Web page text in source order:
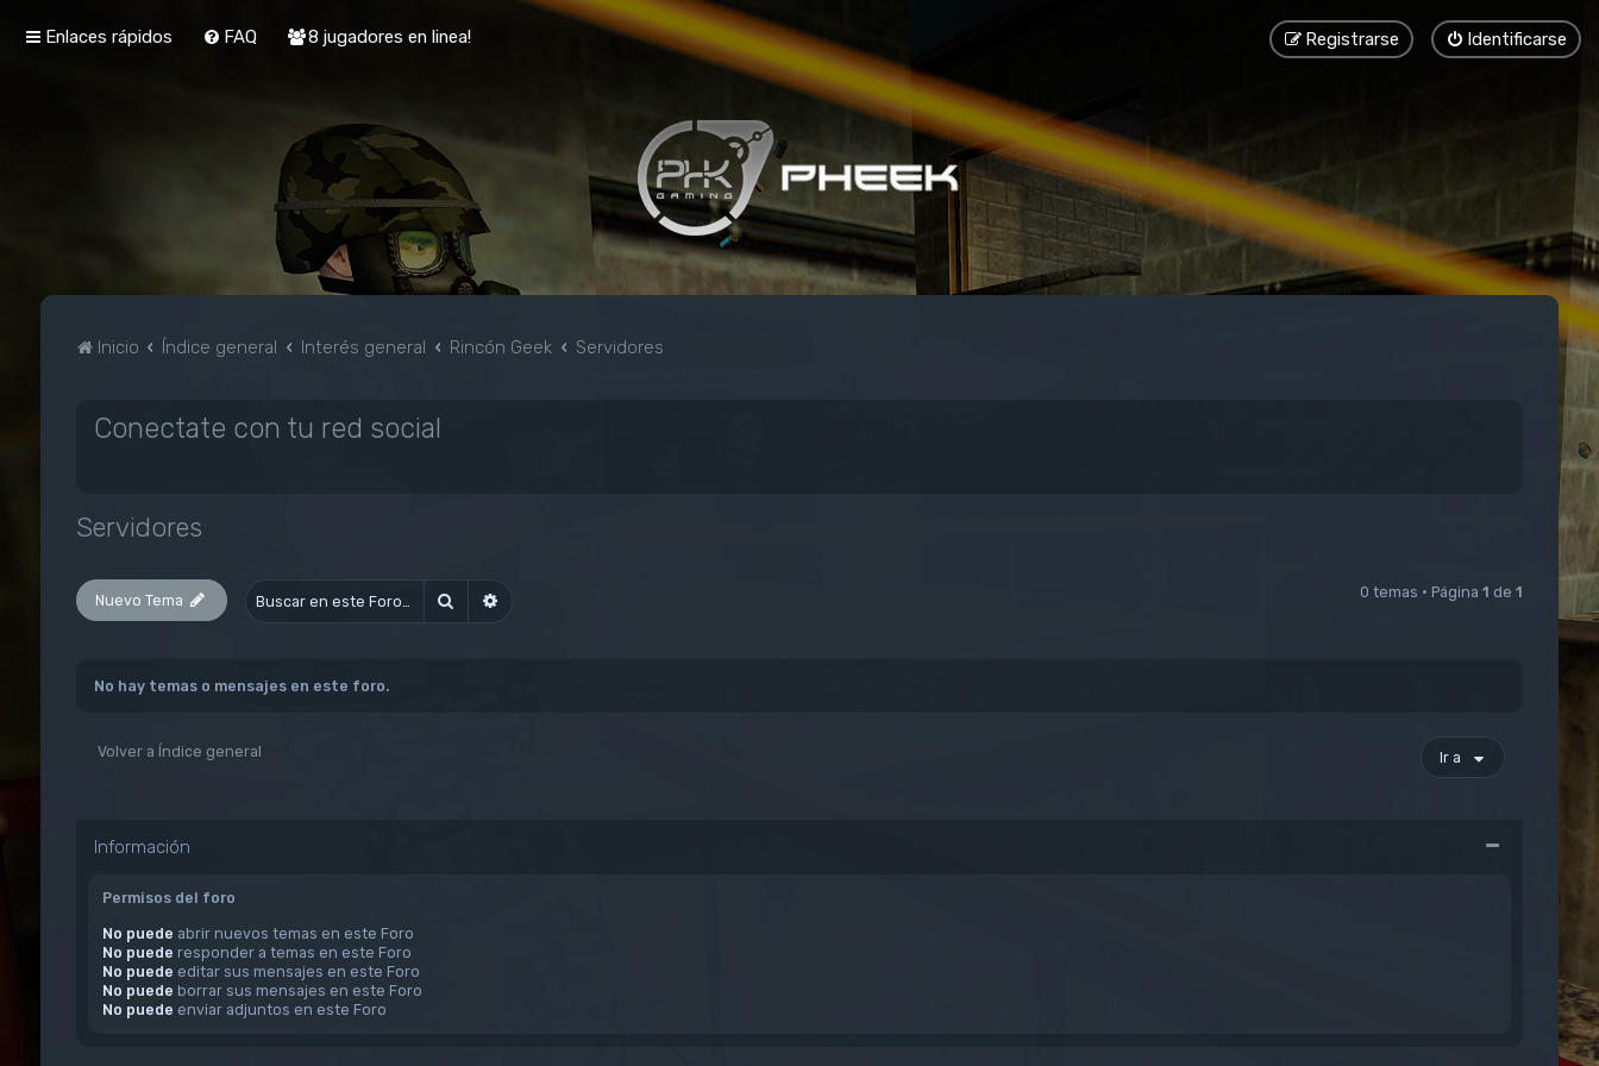
Enlaces rápidos FAQ 8 jugadores en linea! Identificarse
Registrarse
Inicio Índice general Interés general Rincón Geek Servidores
Conectate con tu red social
Servidores
Nuevo Tema Buscar Búsqueda avanzada 0 temas • Página1 de1
No hay temas o mensajes en este foro.
Volver a Índice general Ir a
Información
Permisos del foro
No puede abrir nuevos temas en este Foro
No puede responder a temas en este Foro
No puede editar sus mensajes en este Foro
No puede borrar sus mensajes en este Foro
No puede enviar adjuntos en este Foro